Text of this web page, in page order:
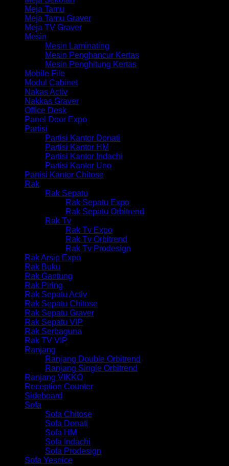
Meja Tamu
Meja Tamu Graver
Meja TV Graver
Mesin
Mesin Laminating
Mesin Penghancur Kertas
Mesin Penghitung Kertas
Mobile File
Modul Cabinet
Nakas Activ
Nakkas Graver
Office Desk
Panel Door Expo
Partisi
Partisi Kantor Donati
Partisi Kantor HM
Partisi Kantor Indachi
Partisi Kantor Uno
Partisi Kantor Chitose
Rak
Rak Sepatu
Rak Sepatu Expo
Rak Sepatu Orbitrend
Rak Tv
Rak Tv Expo
Rak Tv Orbitrend
Rak Tv Prodesign
Rak Arsip Expo
Rak Buku
Rak Gantung
Rak Piring
Rak Sepatu Activ
Rak Sepatu Chitose
Rak Sepatu Graver
Rak Sepatu VIP
Rak Serbaguna
Rak TV VIP
Ranjang
Ranjang Double Orbitrend
Ranjang Single Orbitrend
Ranjang VIKKO
Reception Counter
Sideboard
Sofa
Sofa Chitose
Sofa Donati
Sofa HM
Sofa Indachi
Sofa Prodesign
Sofa Yesnice